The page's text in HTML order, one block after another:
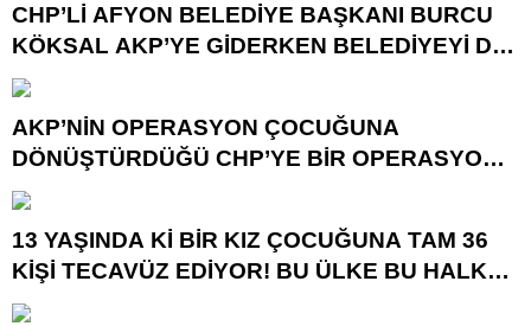
CHP’Lİ AFYON BELEDİYE BAŞKANI BURCU
KÖKSAL AKP’YE GİDERKEN BELEDİYEYİ DE
GÖTÜRÜYOR!
AKP’NİN OPERASYON ÇOCUĞUNA
DÖNÜŞTÜRDÜĞÜ CHP’YE BİR OPERASYON
DAHA!
13 YAŞINDA Kİ BİR KIZ ÇOCUĞUNA TAM 36
KİŞİ TECAVÜZ EDİYOR! BU ÜLKE BU HALK
NEREYE SAVRULDU NASIL SAVRULDU!